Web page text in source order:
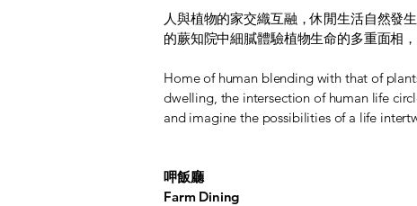
人與植物的家交織互融，休閒生活自然發
的蕨知院中細膩體驗植物生命的多重面相
Home of human blending with that of
dwelling, the intersection of human life
and imagine the possibilities of a life
呷飯廳
Farm Dining